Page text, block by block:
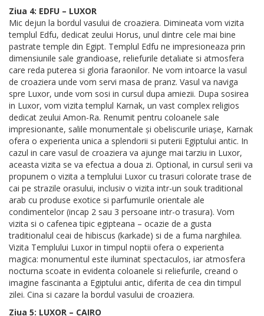
Ziua 4: EDFU – LUXOR
Mic dejun la bordul vasului de croaziera. Dimineata vom vizita
templul Edfu, dedicat zeului Horus, unul dintre cele mai bine
pastrate temple din Egipt. Templul Edfu ne impresioneaza prin
dimensiunile sale grandioase, reliefurile detaliate si atmosfera
care reda puterea si gloria faraonilor. Ne vom intoarce la vasul
de croaziera unde vom servi masa de pranz. Vasul va naviga
spre Luxor, unde vom sosi in cursul dupa amiezii. Dupa sosirea
in Luxor, vom vizita templul Karnak, un vast complex religios
dedicat zeului Amon-Ra. Renumit pentru coloanele sale
impresionante, salile monumentale și obeliscurile uriașe, Karnak
ofera o experienta unica a splendorii si puterii Egiptului antic. In
cazul in care vasul de croaziera va ajunge mai tarziu in Luxor,
aceasta vizita se va efectua a doua zi. Optional, in cursul serii va
propunem o vizita a templului Luxor cu trasuri colorate trase de
cai pe strazile orasului, inclusiv o vizita intr-un souk traditional
arab cu produse exotice si parfumurile orientale ale
condimentelor (incap 2 sau 3 persoane intr-o trasura). Vom
vizita si o cafenea tipic egipteana – ocazie de a gusta
traditionalul ceai de hibiscus (karkade) si de a fuma narghilea.
Vizita Templului Luxor in timpul noptii ofera o experienta
magica: monumentul este iluminat spectaculos, iar atmosfera
nocturna scoate in evidenta coloanele si reliefurile, creand o
imagine fascinanta a Egiptului antic, diferita de cea din timpul
zilei. Cina si cazare la bordul vasului de croaziera.
Ziua 5: LUXOR – CAIRO